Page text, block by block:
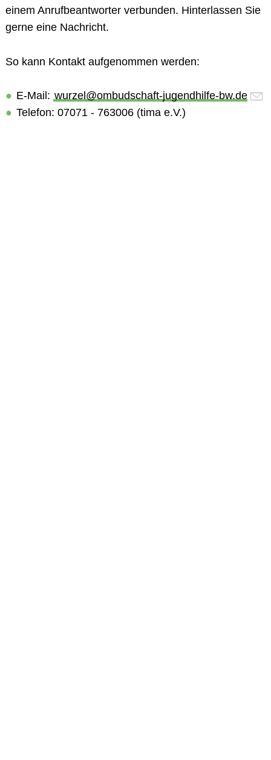
einem Anrufbeantworter verbunden. Hinterlassen Sie
gerne eine Nachricht.
So kann Kontaktaufgenommen werden:
E-Mail : wurzel@ombudschaft-jugendhilfe-bw.de
Telefon: 07071 - 763006 (tima e.V.)